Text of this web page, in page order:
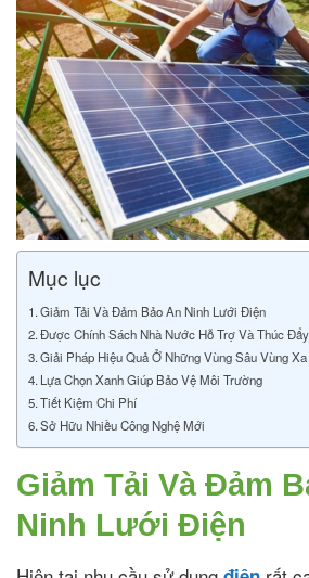
Mục lục
Giảm Tải Và Đảm Bảo An Ninh Lưới Điện
Được Chính Sách Nhà Nước Hỗ Trợ Và Thúc
Giải Pháp Hiệu Quả Ở Những Vùng Sâu Vùng Xa
Lựa Chọn Xanh Giúp Bảo Vệ Môi Trường
Tiết Kiệm Chi Phí
Sở Hữu Nhiều Công Nghệ Mới
Giảm Tải Và Đảm
Ninh Lưới Điện